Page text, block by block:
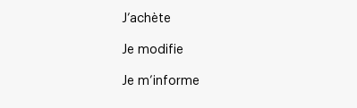
J’achète
Je modifie
Je m’informe